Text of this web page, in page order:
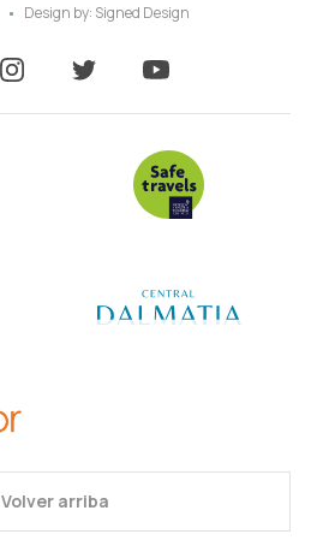
Design by: Signed Design
Volver arriba